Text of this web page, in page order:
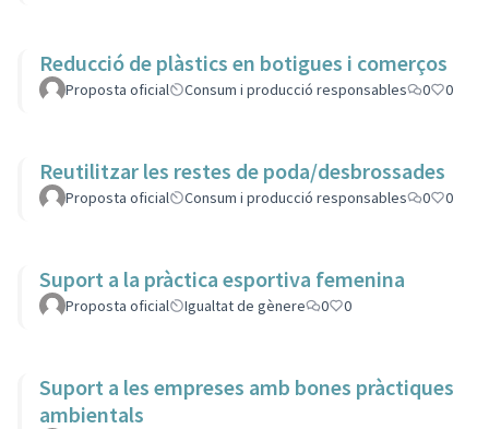
Reducció de plàstics en botigues i comerços
Proposta oficial Consum i producció responsables 0 0
Reutilitzar les restes de poda/desbrossades
Proposta oficial Consum i producció responsables 0 0
Suport a la pràctica esportiva femenina
Proposta oficial Igualtat de gènere 0 0
Suport a les empreses amb bones pràctiques
ambientals